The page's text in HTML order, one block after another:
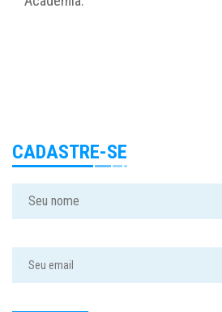
CADASTRE-SE